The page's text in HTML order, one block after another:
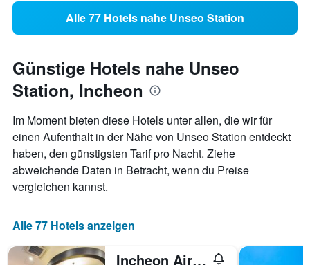
Alle 77 Hotels nahe Unseo Station
Günstige Hotels nahe Unseo
Station, Incheon
Im Moment bieten diese Hotels unter allen, die wir für
einen Aufenthalt in der Nähe von Unseo Station entdeckt
haben, den günstigsten Tarif pro Nacht. Ziehe
abweichende Daten in Betracht, wenn du Preise
vergleichen kannst.
Alle 77 Hotels anzeigen
Incheon Airtel